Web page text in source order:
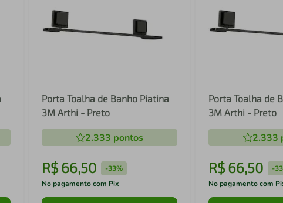
Porta Toalha de Banho Piatina
3M Arthi - Preto
2.333 pontos
R$ 66,50 -33%
No pagamento com Pix
Porta Toalha de
3M Arthi - Preto
2.333
R$66,50 -
No pagamento com